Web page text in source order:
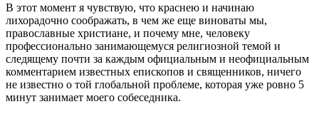
В этот момент я чувствую, что краснею и начинаю
лихорадочно соображать, в чем же еще виноваты мы,
православные христиане, и почему мне, человеку
профессионально занимающемуся религиозной темой и
следящему почти за каждым официальным и неофициальным
комментарием известных епископов и священников, ничего
не известно о той глобальной проблеме, которая уже ровно 5
минут занимает моего собеседника.